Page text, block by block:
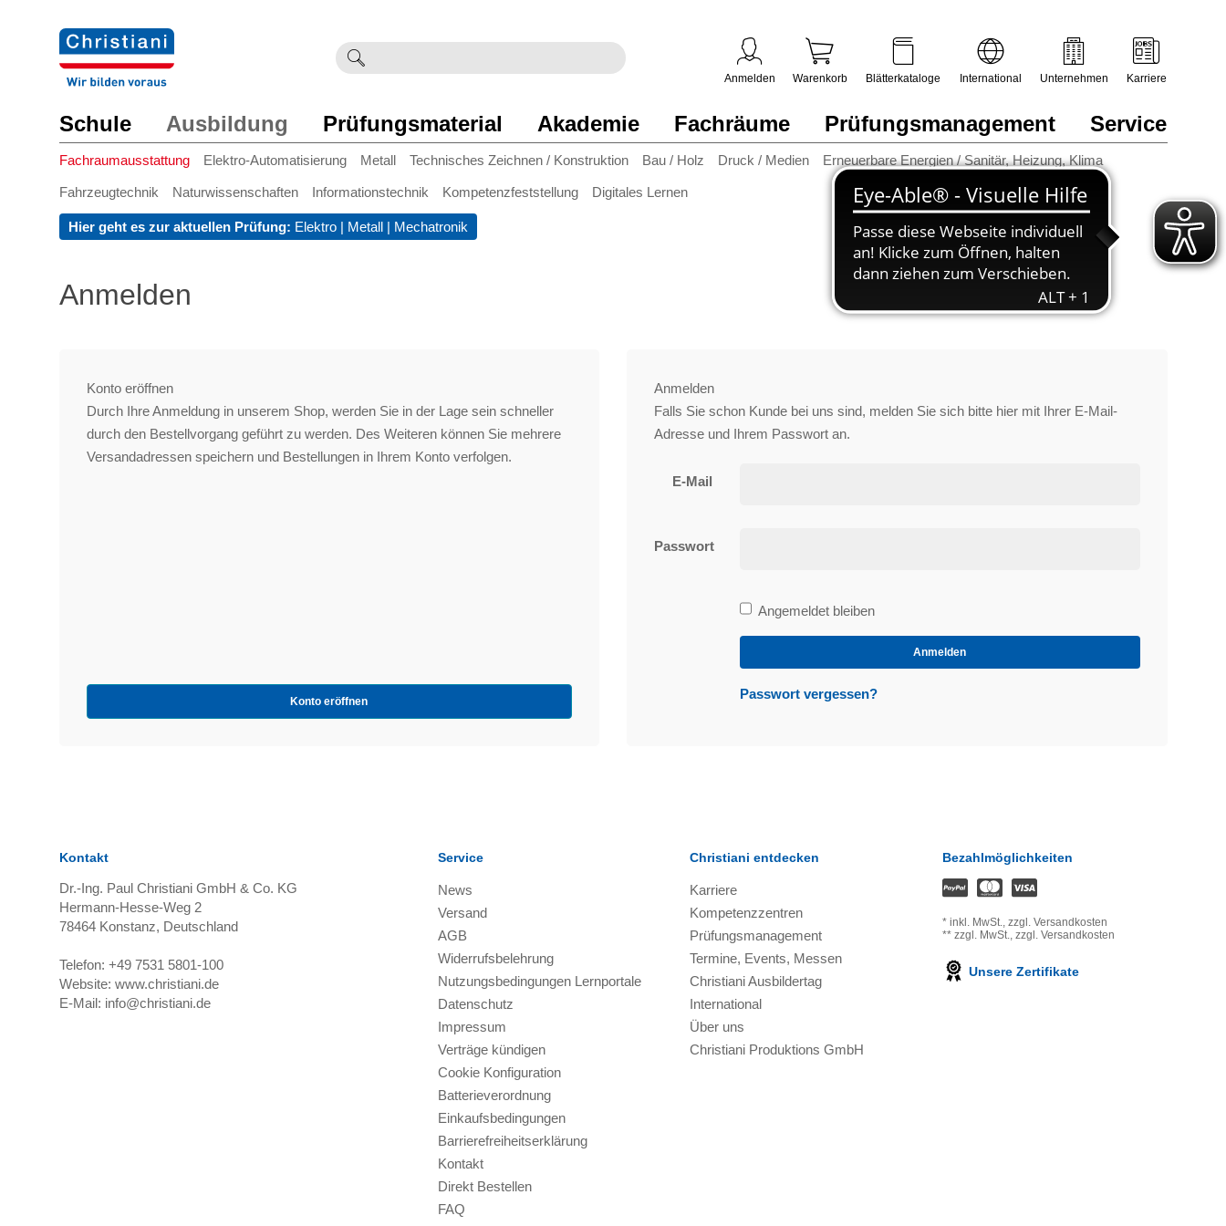
eingeben
Schule Ausbildung
Fachraumausstattung Elektro-Automatisierung Metall Technisches Zeichnen / Konstruktion Bau / Holz Druck / Medien Erneuerbare Energien / Sanitär, Heizung, Klima
Fahrzeugtechnik Naturwissenschaften Informationstechnik Kompetenzfeststellung Digitales Lernen
Prüfungsmaterial Akademie Fachräume Prüfungsmanagement Service
Hier geht es zur aktuellen Prüfung: Elektro | Metall | Mechatronik
Anmelden Warenkorb Blätterkataloge International Unternehmen Karriere
Anmelden
Konto eröffnen
Durch Ihre Anmeldung in unserem Shop, werden Sie in der Lage sein schneller
durch den Bestellvorgang geführt zu werden. Des Weiteren können Sie mehrere
Versandadressen speichern und Bestellungen in Ihrem Konto verfolgen.
Konto eröffnen
Anmelden
Falls Sie schon Kunde bei uns sind, melden Sie sich bitte hier mit Ihrer E-Mail-
Adresse und Ihrem Passwort an.
E-Mail
Passwort
Bleibe
angemeldet
Angemeldet bleiben
Anmelden
Passwort vergessen?
Kontakt
Dr.-Ing. Paul Christiani GmbH & Co. KG
Hermann-Hesse-Weg 2
78464Konstanz, Deutschland
Telefon: +49 7531 5801-100
Website: www.christiani.de
E-Mail: info@christiani.de
Service
News
Versand
AGB
Widerrufsbelehrung
Nutzungsbedingungen Lernportale
Datenschutz
Impressum
Verträge kündigen
Cookie Konfiguration
Batterieverordnung
Einkaufsbedingungen
Barrierefreiheitserklärung
Kontakt
Direkt Bestellen
FAQ
Christiani entdecken
Karriere
Kompetenzzentren
Prüfungsmanagement
Termine, Events, Messen
Christiani Ausbildertag
International
Über uns
Christiani Produktions GmbH
Bezahlmöglichkeiten
* inkl. MwSt., zzgl. Versandkosten
** zzgl. MwSt., zzgl. Versandkosten
Unsere Zertifikate